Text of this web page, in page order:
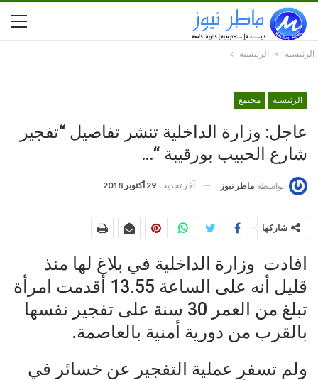
الرئيسية الرئيسية
الرئيسية مجتمع
عاجل: وزارة الداخلية تنشر تفاصيل “تفجير
شارع الحبيب بورقيبة “…
بواسطة ماطر نيوز آخر تحديث 29 أكتوبر 2018
شاركها
افادت وزارة الداخلية في بلاغ لها منذ
قليل أنه على الساعة 13.55 أقدمت امرأة
تبلغ من العمر 30 سنة على تفجير نفسها
بالقرب من دورية أمنية بالعاصمة.
ولم تسفر عملية التفجير عن خسائر في